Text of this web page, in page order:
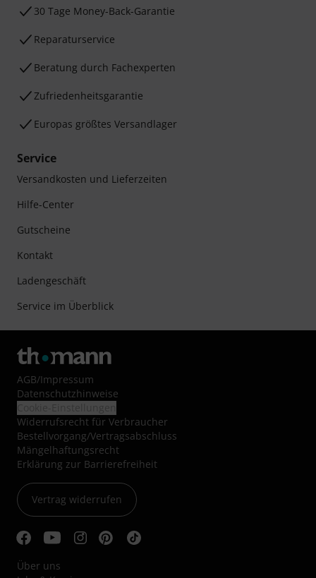
30 Tage Money-Back-Garantie
Reparaturservice
Beratung durch Fachexperten
Zufriedenheitsgarantie
Europas größtes Versandlager
Service
Versandkosten und Lieferzeiten
Hilfe-Center
Gutscheine
Kontakt
Ladengeschäft
Service im Überblick
AGB/Impressum
Datenschutzhinweise
Widerrufsrecht für Verbraucher
Bestellvorgang/Vertragsabschluss
Mängelhaftungsrecht
Erklärung zur Barrierefreiheit
Vertrag widerrufen
Über uns